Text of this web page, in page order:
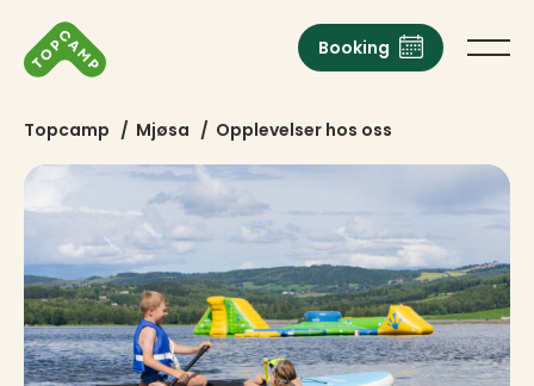
Booking
Topcamp / Mjøsa / Opplevelser hos oss